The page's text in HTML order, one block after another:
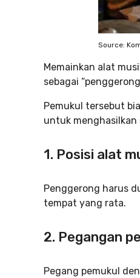
Source:
Memainkan alat
sebagai
Pemukul tersebut
untuk menghasilkan
1. Posisi alat
Penggerong harus
tempat yang rata.
2. Pegangan
Pegang pemukul